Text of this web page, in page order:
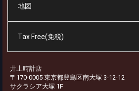
地図
Tax Free(免税)
井上時計店
〒170-0005 東京都豊島区南大塚 3-12-12
サクラシア大塚 1F